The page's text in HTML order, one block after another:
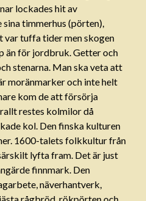
lockades hit av
timmerhus (pörten),
var tuffa tider men skogen
än för jordbruk. Getter och
stenarna. Man ska veta att
moränmarker och inte helt
kom de att försörja
restes kolmilor då
kol. Den finska kulturen
1600-talets folkkultur från
lyfta fram. Det är just
finnmark. Den
näverhantverk,